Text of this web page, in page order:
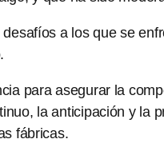
a los que se
para asegurar la
la anticipación y
fábricas.